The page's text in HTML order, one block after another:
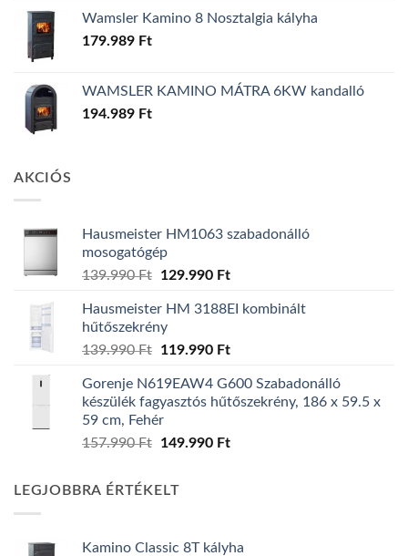
Wamsler Kamino 8 Nosztalgia kályha
179.989 Ft
WAMSLER KAMINO MÁTRA 6KW kandalló
194.989 Ft
AKCIÓS
Hausmeister HM1063 szabadonálló
mosogatógép
139.990Ft
Original
was:
139.990 Ft.
129.990 FtCurrent
is:
Hausmeister HM 3188EI kombinált
hűtőszekrény
139.990Ft
Original
was:
139.990 Ft.
119.990 FtCurrent
is:
119.990 Ft.
Gorenje N619EAW4 G600 Szabadonálló
készülék fagyasztós hűtőszekrény, 186 x 59.5 x
59 cm, Fehér
157.990Ft
Original
157.990 Ft.
149.990 FtCurrent
LEGJOBBRA ÉRTÉKELT
Kamino Classic 8T kályha